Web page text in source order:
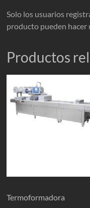
Solo los usuarios
producto pueden hacer
Productos
Termoformadora